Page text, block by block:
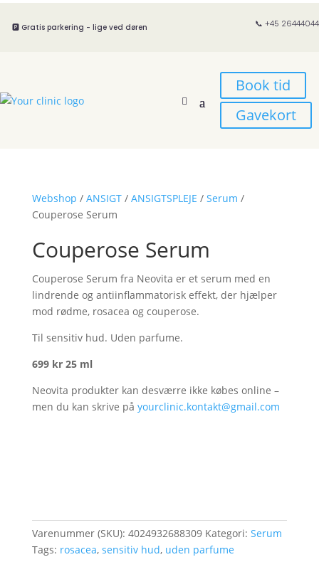
🅿️ Gratis parkering - lige ved døren 📞 +45 26444044
Book tid
Gavekort
Webshop / ANSIGT/ ANSIGTSPLEJE / Serum /
Couperose Serum
Couperose Serum
Couperose Serum fra Neovita er et serum med en
lindrende og antiinflammatorisk effekt, der hjælper
mod rødme, rosacea og couperose.
Til sensitiv hud. Uden parfume.
699 kr 25 ml
Neovita produkter kan desværre ikke købes online –
men du kan skrive på yourclinic.kontakt@gmail.com
Varenummer (SKU): 4024932688309 Kategori: Serum
Tags: rosacea, sensitiv hud, uden parfume